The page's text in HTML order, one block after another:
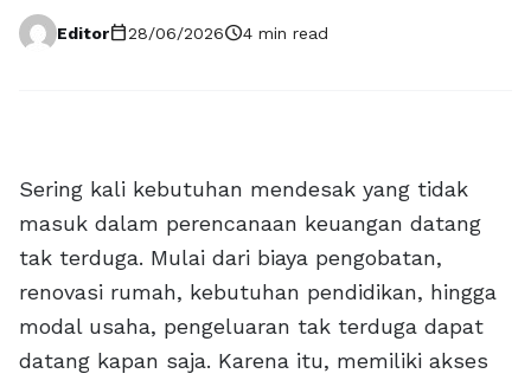
Editorcalendar_today28/06/2026schedule4 min read
Sering kali kebutuhan mendesak yang tidak
masuk dalam perencanaan keuangan datang
tak terduga. Mulai dari biaya pengobatan,
renovasi rumah, kebutuhan pendidikan, hingga
modal usaha, pengeluaran tak terduga dapat
datang kapan saja. Karena itu, memiliki akses